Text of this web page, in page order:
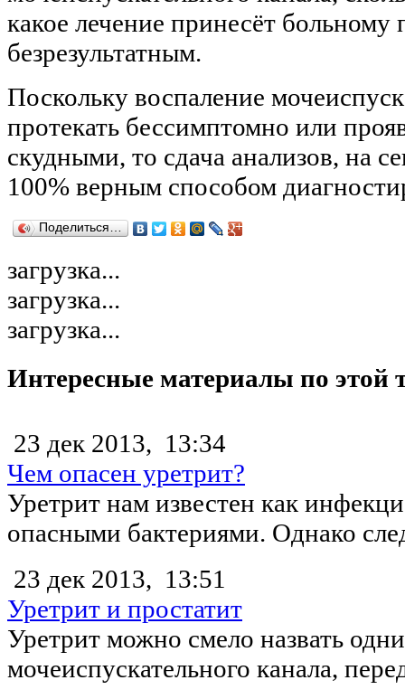
какое лечение принесёт больному
безрезультатным.
Поскольку воспаление
протекать бессимптомно или
скудными, то сдача анализов, на
100% верным способом
Поделиться…
загрузка...
загрузка...
загрузка...
Интересные материалы по этой
23 дек 2013, 13:34
Чем опасен уретрит?
Уретрит нам известен как
опасными бактериями. Однако
23 дек 2013, 13:51
Уретрит и простатит
Уретрит можно смело назвать
мочеиспускательного канала,